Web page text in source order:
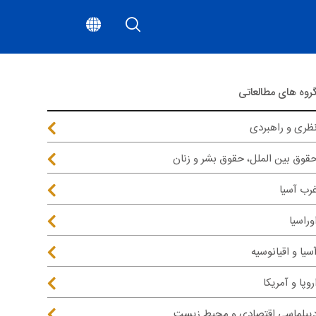
های مطالعاتی
نظری و راهبردی
بین الملل، حقوق بشر و زنان
آسیا
اوراسیا
و اقیانوسیه
اروپا و آمریکا